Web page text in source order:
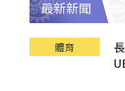
最新新聞
體育